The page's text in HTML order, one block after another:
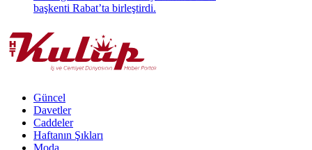
başkenti Rabat’ta birleştirdi.
Güncel
Davetler
Caddeler
Haftanın Şıkları
Moda